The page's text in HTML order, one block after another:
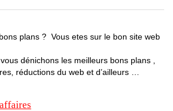
plans ? Vous etes sur le bon site web
dénichons les meilleurs bons plans ,
réductions du web et d’ailleurs …